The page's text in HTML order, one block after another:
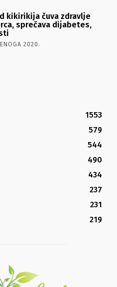
kikirikija čuva zdravlje
sprečava dijabetes,
2020.
1553
579
544
490
434
237
231
219